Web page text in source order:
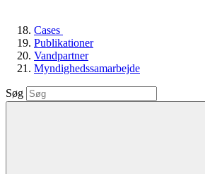
Cases
Publikationer
Vandpartner
Myndighedssamarbejde
Søg